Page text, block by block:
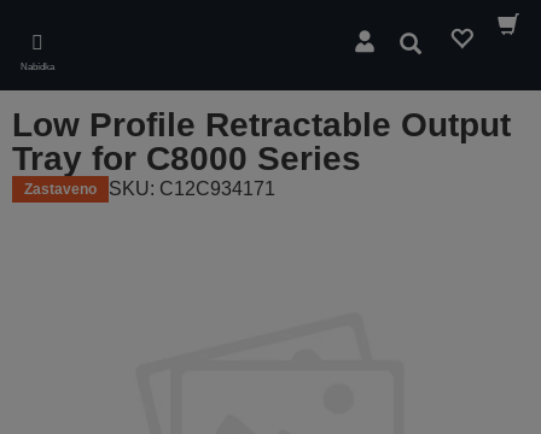
main
content
Nabídka
Hledat
Low Profile Retractable Output
Tray for C8000 Series
Zastaveno SKU: C12C934171